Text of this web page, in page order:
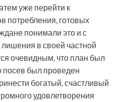
уже перейти к
потребления, готовых
понимали это и с
в своей частной
очевидным, что план был
посев был проведен
богатый, счастливый
удовлетворения